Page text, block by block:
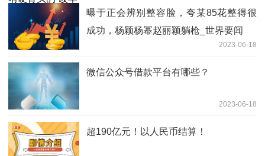
曝于正会辨别整容脸，夸某85花整得很
成功，杨颖杨幂赵丽颖躺枪_世界要闻
2023-06-18
微信公众号借款平台有哪些？
2023-06-18
超190亿元！以人民币结算！